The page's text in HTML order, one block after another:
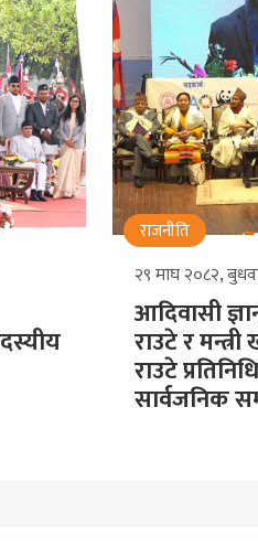
राजनीति
२९ माघ २०८२,
आदिवासी
राउटे र
राउटे
सार्वजनिक